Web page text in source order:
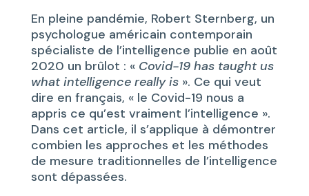
En pleine pandémie, Robert Sternberg, un
psychologue américain contemporain
spécialiste de l’intelligence publie en août
2020 un brûlot : « Covid-19 has taught us
what intelligence really is». Ce qui veut
dire en français, « le Covid-19 nous a
appris ce qu’est vraiment l’intelligence ».
Dans cet article, il s’applique à démontrer
combien les approches et les méthodes
de mesure traditionnelles de l’intelligence
sont dépassées.